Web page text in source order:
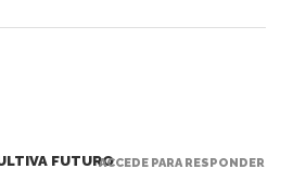
FUTUROACCEDE PARA RESPONDER